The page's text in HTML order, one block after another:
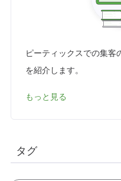
ピーティックスでの集客
を紹介します。
もっと見る
タグ